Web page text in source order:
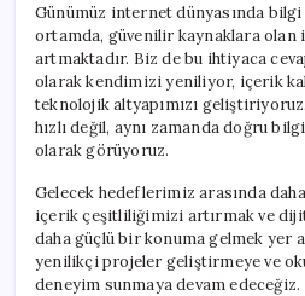
Günümüz internet dünyasında
ortamda, güvenilir kaynaklara olan
artmaktadır. Biz de bu ihtiyaca
olarak kendimizi yeniliyor, içerik
teknolojik altyapımızı
hızlı değil, aynı zamanda doğru
olarak görüyoruz.
Gelecek hedeflerimiz arasında
içerik çeşitliliğimizi artırmak ve
daha güçlü bir konuma gelmek yer
yenilikçi projeler geliştirmeye ve
deneyim sunmaya devam edeceğiz.